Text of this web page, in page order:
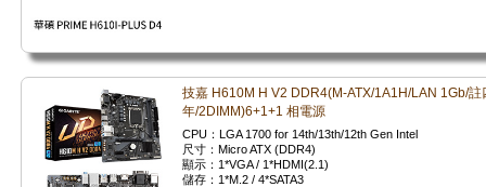
技嘉 H610M H V2 DDR4(M-ATX/1A1H/LAN 1Gb/註
年/2DIMM)6+1+1 相電源
CPU：LGA 1700 for 14th/13th/12th Gen Intel
尺寸：Micro ATX (DDR4)
顯示：1*VGA / 1*HDMI(2.1)
儲存：1*M.2 / 4*SATA3